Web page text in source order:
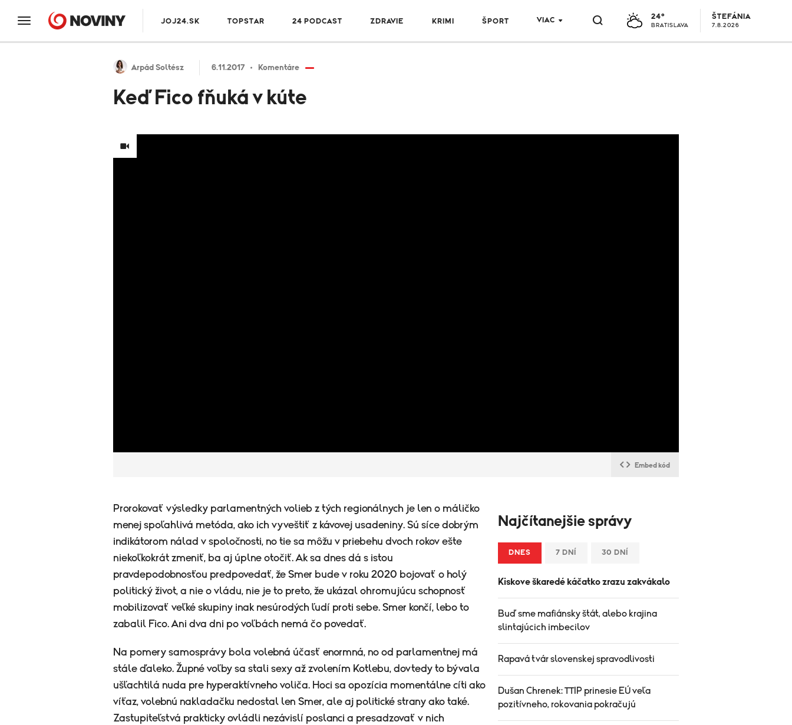
JOJ24.SK TOPSTAR 24 PODCAST ZDRAVIE KRIMI ŠPORT VIAC 24°
BRATISLAVA
ŠTEFÁNIA
7.8.2026
Arpád Soltész 6.11.2017 Komentáre
Keď Fico fňuká v kúte
Embed kód
Prorokovať výsledky parlamentných volieb z tých regionálnych je len o máličko
menej spoľahlivá metóda, ako ich vyveštiť z kávovej usadeniny. Sú síce dobrým
indikátorom nálad v spoločnosti, no tie sa môžu v priebehu dvoch rokov ešte
niekoľkokrát zmeniť, ba aj úplne otočiť. Ak sa dnes dá s istou
pravdepodobnosťou predpovedať, že Smer bude v roku 2020 bojovať o holý
politický život, a nie o vládu, nie je to preto, že ukázal ohromujúcu schopnosť
mobilizovať veľké skupiny inak nesúrodých ľudí proti sebe. Smer končí, lebo to
zabalil Fico. Ani dva dni po voľbách nemá čo povedať.
Na pomery samosprávy bola volebná účasť enormná, no od parlamentnej má
stále ďaleko. Župné voľby sa stali sexy až zvolením Kotlebu, dovtedy to bývala
ušľachtilá nuda pre hyperaktívneho voliča. Hoci sa opozícia momentálne cíti ako
víťaz, volebnú nakladačku nedostal len Smer, ale aj politické strany ako také.
Zastupiteľstvá prakticky ovládli nezávislí poslanci a presadzovať v nich
Najčítanejšie správy
DNES 7 DNÍ 30 DNÍ
Kiskove škaredé káčatko zrazu zakvákalo
Buď sme mafiánsky štát, alebo krajina
slintajúcich imbecilov
Rapavá tvár slovenskej spravodlivosti
Dušan Chrenek: TTIP prinesie EÚ veľa
pozitívneho, rokovania pokračujú